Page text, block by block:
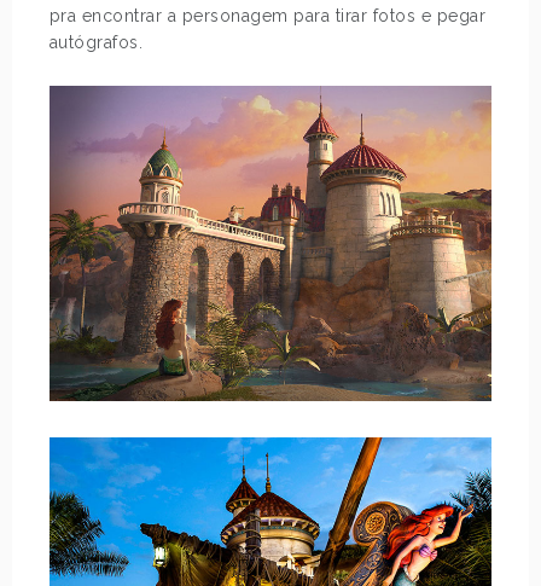
pra encontrar a personagem para tirar fotos e pegar
autógrafos.